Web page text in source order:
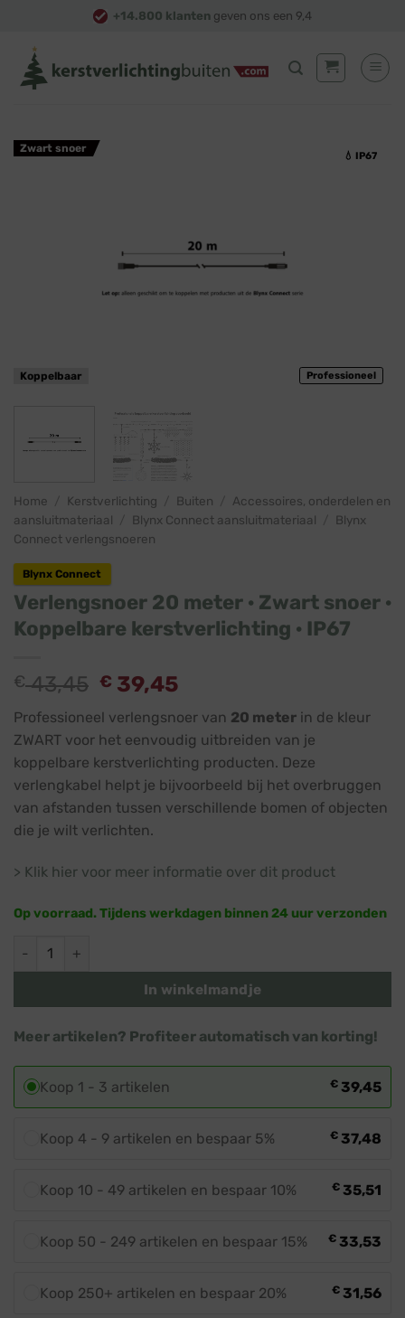
content
+14.800 klanten geven ons een 9,4
💧 IP67
Professioneel
Zwart snoer
Koppelbaar
Home Kerstverlichting Buiten
Accessoires, onderdelen en
aansluitmateriaal
Blynx Connect aansluitmateriaal
Blynx
Connect verlengsnoeren
Blynx Connect
Verlengsnoer 20 meter · Zwart snoer ·
Koppelbare kerstverlichting · IP67
€43,45 € 39,45
Professioneel verlengsnoer van 20 meter in de kleur
ZWART voor het eenvoudig uitbreiden van je
koppelbare kerstverlichting producten. Deze
verlengkabel helpt je bijvoorbeeld bij het overbruggen
van afstanden tussen verschillende bomen of objecten
die je wilt verlichten.
> Klik hier voor meer informatie over dit product
Op voorraad. Tijdens werkdagen binnen 24 uur verzonden
Verlengsnoer 20 meter · Zwart snoer · Koppelbare
In winkelmandje
Meer artikelen? Profiteer automatisch van korting!
Koop 1 - 3 artikelen € 39,45
Koop 4 - 9 artikelen en bespaar 5% € 37,48
Koop 10 - 49 artikelen en bespaar 10% € 35,51
Koop 50 - 249 artikelen en bespaar 15% € 33,53
Koop 250+ artikelen en bespaar 20% € 31,56